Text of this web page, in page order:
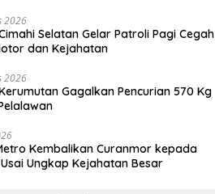
2026
Selatan Gelar Patroli Pagi Cegah
dan Kejahatan
2026
Gagalkan Pencurian 570 Kg
Kembalikan Curanmor kepada
Ungkap Kejahatan Besar